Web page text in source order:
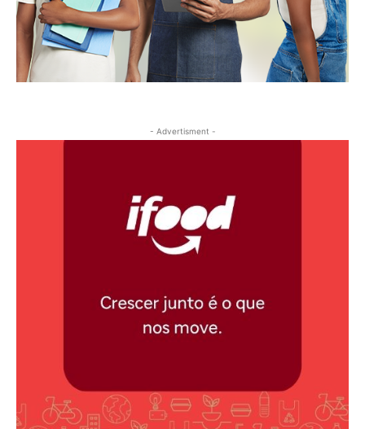
- Advertisment -